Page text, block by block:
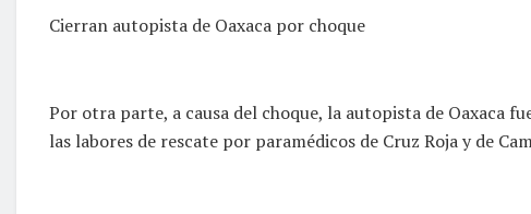
Cierran autopista de Oaxaca por choque
Por otra parte, a causa del choque, la autopista de Oaxaca
las labores de rescate por paramédicos de Cruz Roja y de